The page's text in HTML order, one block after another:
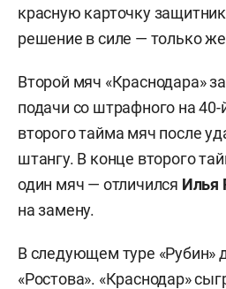
красную карточку
решение в силе — только
Второй мяч «Краснодара»
подачи со штрафного на 40-
второго тайма мяч после
штангу. В конце второго
один мяч — отличился Илья
на замену.
В следующем туре «Рубин»
«Ростова». «Краснодар»